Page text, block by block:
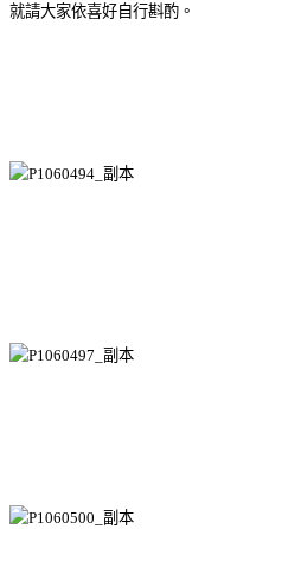
就請大家依喜好自行斟酌。